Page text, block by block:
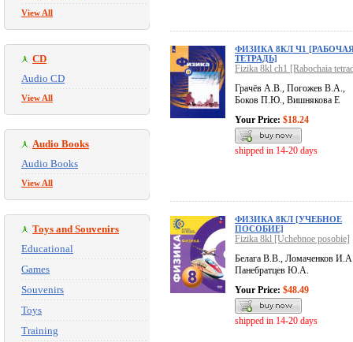
View All
CD
Audio CD
View All
Audio Books
Audio Books
View All
Toys and Souvenirs
Educational
Games
Souvenirs
Toys
Training
ФИЗИКА 8КЛ Ч1
ТЕТРАДЬ]
Fizika 8kl ch1 [Rabochaia
Грачёв А.В., Погожев В.А.,
Боков П.Ю., Вишнякова Е
Your Price: $18.24
shipped in 14-20 days
ФИЗИКА 8КЛ [УЧЕБНОЕ
ПОСОБИЕ]
Fizika 8kl [Uchebnoe posobie]
Белага В.В., Ломаченков
Панебратцев Ю.А.
Your Price: $48.49
shipped in 14-20 days